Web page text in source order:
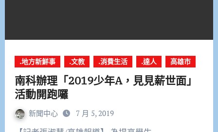
.地方新鮮事 .文教 .消費生活 .達人 高雄市
南科辦理「2019少年A，見見薪世面」
活動開跑囉
新聞中心 7 月 5, 2019